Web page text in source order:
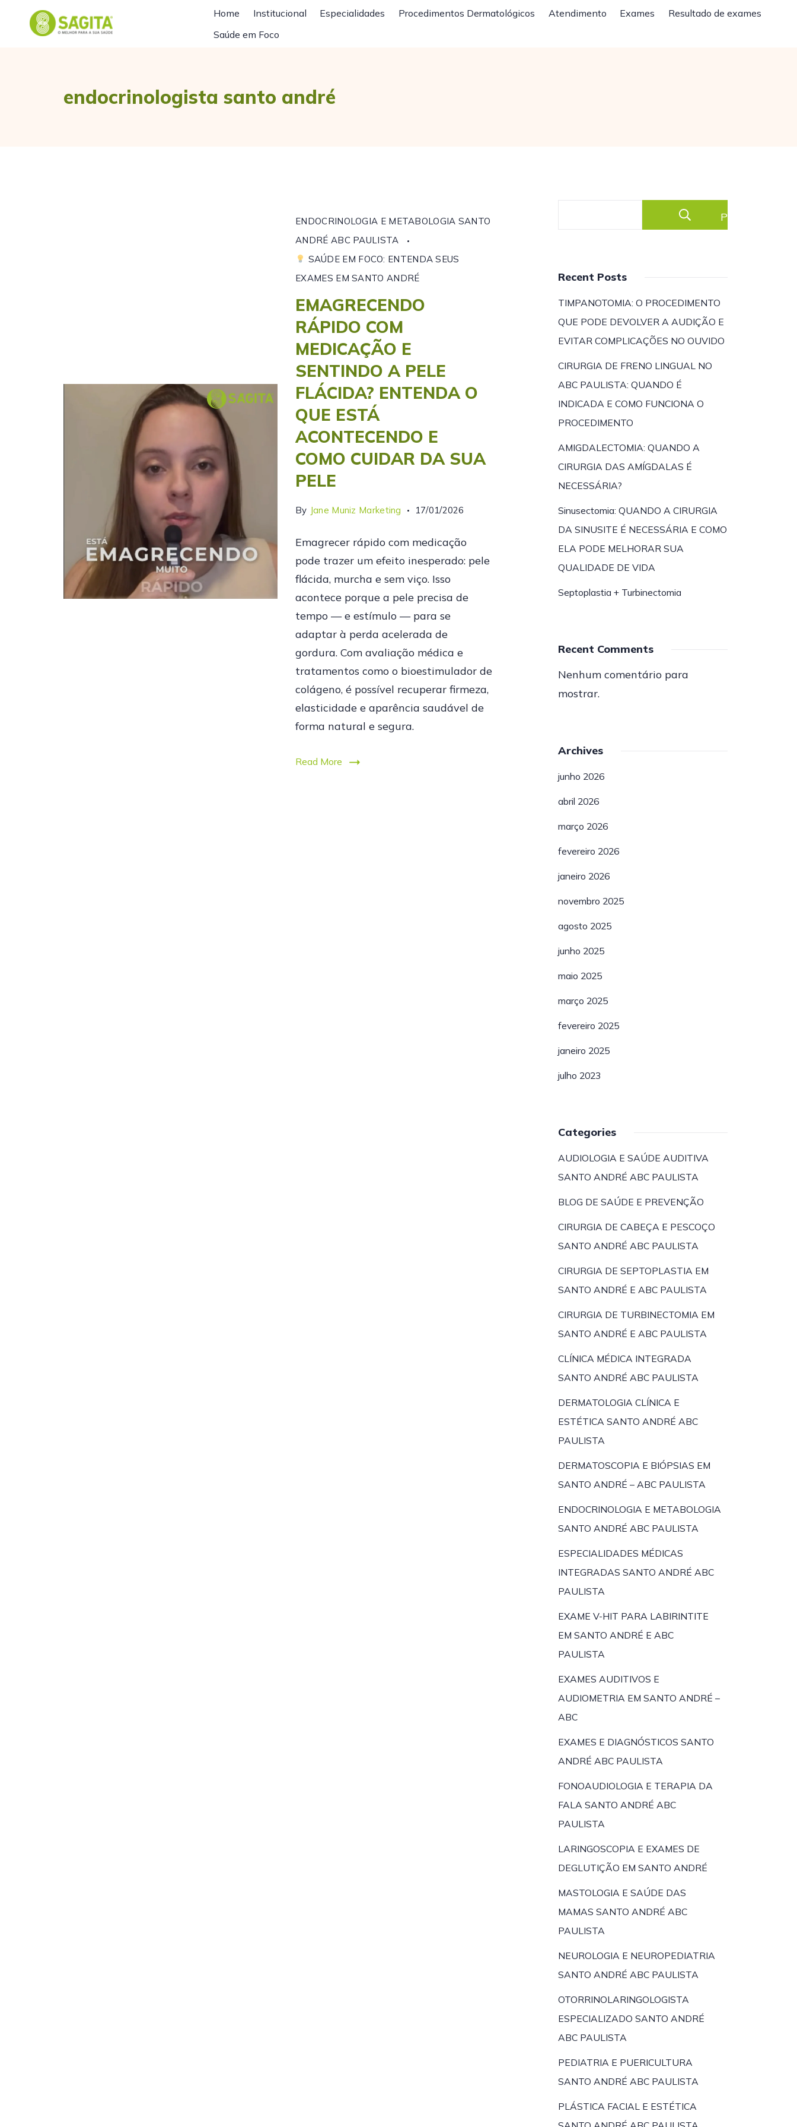
Home Institucional Especialidades Procedimentos Dermatológicos Atendimento Exames
Resultado de exames
Saúde em Foco
endocrinologista santo andré
ENDOCRINOLOGIA E METABOLOGIA SANTO
ANDRÉ ABC PAULISTA
SAÚDE EM FOCO: ENTENDA SEUS
EXAMES EM SANTO ANDRÉ
EMAGRECENDO
RÁPIDO COM
MEDICAÇÃO E
SENTINDO A PELE
FLÁCIDA? ENTENDA O
QUE ESTÁ
ACONTECENDO E
COMO CUIDAR DA SUA
PELE
By Jane Muniz Marketing 17/01/2026
Emagrecer rápido com medicação
pode trazer um efeito inesperado: pele
flácida, murcha e sem viço. Isso
acontece porque a pele precisa de
tempo — e estímulo — para se
adaptar à perda acelerada de
gordura. Com avaliação médica e
tratamentos como o bioestimulador de
colágeno, é possível recuperar firmeza,
elasticidade e aparência saudável de
forma natural e segura.
Read More
Pesquisar
Recent Posts
TIMPANOTOMIA: O PROCEDIMENTO
QUE PODE DEVOLVER A AUDIÇÃO E
EVITAR COMPLICAÇÕES NO OUVIDO
CIRURGIA DE FRENO LINGUAL NO
ABC PAULISTA: QUANDO É
INDICADA E COMO FUNCIONA O
PROCEDIMENTO
AMIGDALECTOMIA: QUANDO A
CIRURGIA DAS AMÍGDALAS É
NECESSÁRIA?
Sinusectomia: QUANDO A CIRURGIA
DA SINUSITE É NECESSÁRIA E COMO
ELA PODE MELHORAR SUA
QUALIDADE DE VIDA
Septoplastia + Turbinectomia
Recent Comments
Nenhum comentário para
mostrar.
Archives
junho 2026
abril 2026
março 2026
fevereiro 2026
janeiro 2026
novembro 2025
agosto 2025
junho 2025
maio 2025
março 2025
fevereiro 2025
janeiro 2025
julho 2023
Categories
AUDIOLOGIA E SAÚDE AUDITIVA
SANTO ANDRÉ ABC PAULISTA
BLOG DE SAÚDE E PREVENÇÃO
CIRURGIA DE CABEÇA E PESCOÇO
SANTO ANDRÉ ABC PAULISTA
CIRURGIA DE SEPTOPLASTIA EM
SANTO ANDRÉ E ABC PAULISTA
CIRURGIA DE TURBINECTOMIA EM
SANTO ANDRÉ E ABC PAULISTA
CLÍNICA MÉDICA INTEGRADA
SANTO ANDRÉ ABC PAULISTA
DERMATOLOGIA CLÍNICA E
ESTÉTICA SANTO ANDRÉ ABC
PAULISTA
DERMATOSCOPIA E BIÓPSIAS EM
SANTO ANDRÉ – ABC PAULISTA
ENDOCRINOLOGIA E METABOLOGIA
SANTO ANDRÉ ABC PAULISTA
ESPECIALIDADES MÉDICAS
INTEGRADAS SANTO ANDRÉ ABC
PAULISTA
EXAME V-HIT PARA LABIRINTITE
EM SANTO ANDRÉ E ABC
PAULISTA
EXAMES AUDITIVOS E
AUDIOMETRIA EM SANTO ANDRÉ –
ABC
EXAMES E DIAGNÓSTICOS SANTO
ANDRÉ ABC PAULISTA
FONOAUDIOLOGIA E TERAPIA DA
FALA SANTO ANDRÉ ABC
PAULISTA
LARINGOSCOPIA E EXAMES DE
DEGLUTIÇÃO EM SANTO ANDRÉ
MASTOLOGIA E SAÚDE DAS
MAMAS SANTO ANDRÉ ABC
PAULISTA
NEUROLOGIA E NEUROPEDIATRIA
SANTO ANDRÉ ABC PAULISTA
OTORRINOLARINGOLOGISTA
ESPECIALIZADO SANTO ANDRÉ
ABC PAULISTA
PEDIATRIA E PUERICULTURA
SANTO ANDRÉ ABC PAULISTA
PLÁSTICA FACIAL E ESTÉTICA